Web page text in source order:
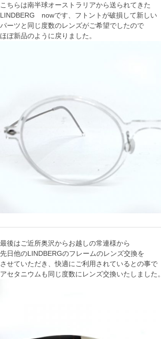
こちらは南半球オーストラリアから送られてきた
LINDBERG nowです、フトントが破損して新しい
パーツと同じ度数のレンズがご希望でしたので
ほぼ新品のように戻りました。
最後はご近所奥沢からお越しの常連様から
先日他のLINDBERGのフレームのレンズ交換を
させていただき、快適にご利用されているとの事で
アセタニウムも同じ度数にレンズ交換いたしました。